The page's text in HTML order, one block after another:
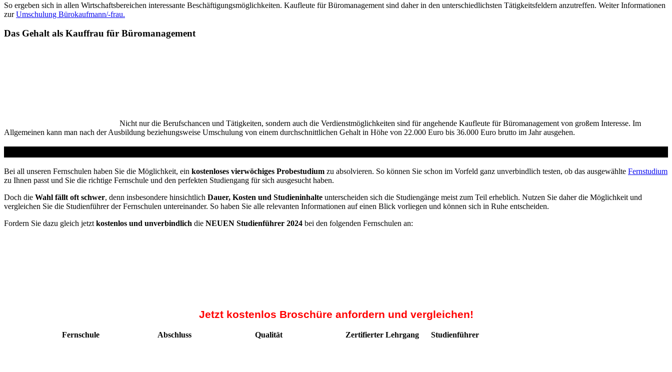
So ergeben sich in allen Wirtschaftsbereichen interessante Beschäftigungsmöglichkeiten. Kaufleute für Büromanagement sind daher in den unterschiedlichsten Tätigkeitsfeldern anzutreffen. Weiter Informationen
zurUmschulung Bürokaufmann/-frau.
Das Gehalt als Kauffrau für Büromanagement
Nicht nur die Berufschancen und Tätigkeiten, sondern auch die Verdienstmöglichkeiten sind für angehende Kaufleute für Büromanagement von großem Interesse. Im
Allgemeinen kann man nach der Ausbildung beziehungsweise Umschulung von einem durchschnittlichen Gehalt in Höhe von 22.000 Euro bis 36.000 Euro brutto im Jahr ausgehen.
Bei all unseren Fernschulen haben Sie die Möglichkeit, ein kostenloses vierwöchiges Probestudium zu absolvieren. So können Sie schon im Vorfeld ganz unverbindlich testen, ob das ausgewählte Fernstudium
zu Ihnen passt und Sie die richtige Fernschule und den perfekten Studiengang für sich ausgesucht haben.
Doch die Wahl fällt oft schwer, denn insbesondere hinsichtlich Dauer, Kosten und Studieninhalte unterscheiden sich die Studiengänge meist zum Teil erheblich. Nutzen Sie daher die Möglichkeit und
vergleichen Sie die Studienführer der Fernschulen untereinander. So haben Sie alle relevanten Informationen auf einen Blick vorliegen und können sich in Ruhe entscheiden.
Fordern Sie dazu gleich jetzt kostenlos und unverbindlich die NEUEN Studienführer 2024 bei den folgenden Fernschulen an:
Jetzt kostenlos Broschüre anfordern und vergleichen!
Fernschule Abschluss Qualität Zertifierter Lehrgang Studienführer